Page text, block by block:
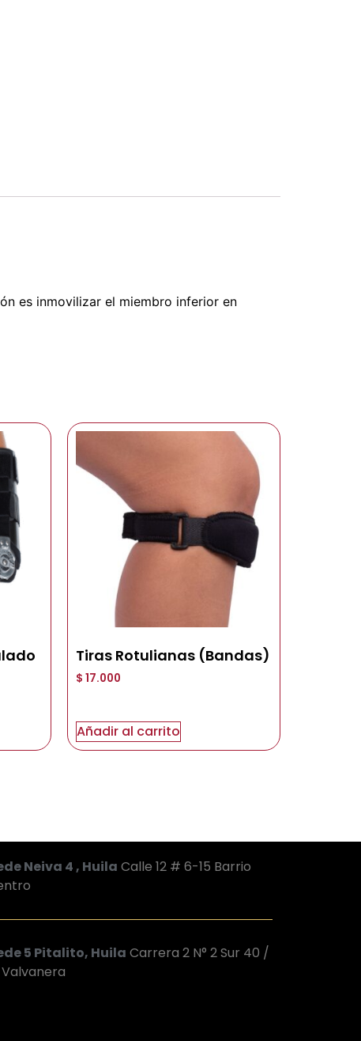
es inmovilizar el miembro inferior en
Tiras Rotulianas (Bandas)
$ 17.000
Añadir al carrito
Neiva 4 , Huila Calle 12 # 6-15 Barrio
5 Pitalito, Huila Carrera 2 N° 2 Sur 40 /
Valvanera